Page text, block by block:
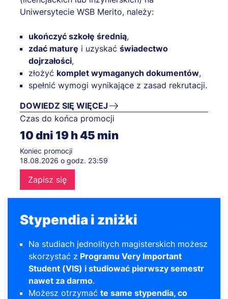
Uniwersytecie WSB Merito, należy:
ukończyć szkołę średnią,
zdać maturę i uzyskać świadectwo
dojrzałości,
złożyć komplet wymaganych dokumentów,
spełnić wymogi wynikające z zasad rekrutacji.
DOWIEDZ SIĘ WIĘCEJ
Czas do końca promocji
10dni 19h45 min
Koniec promocji
18.08.2026 o godz. 23:59
Zapisz się
Stypendia i zniżki
Na studiach jednolitych magisterskich możesz
skorzystać z Programu Very Important
Student (VIS) i studiować pierwszy semestr
nawet za darmo.
Możesz otrzymać te same stypendia, co